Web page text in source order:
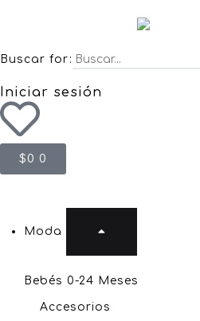
Buscar for:
Iniciar sesión
$0 0
Moda
Bebés 0-24 Meses
Accesorios